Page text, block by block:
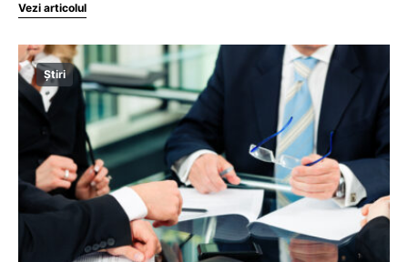
Vezi articolul
Știri